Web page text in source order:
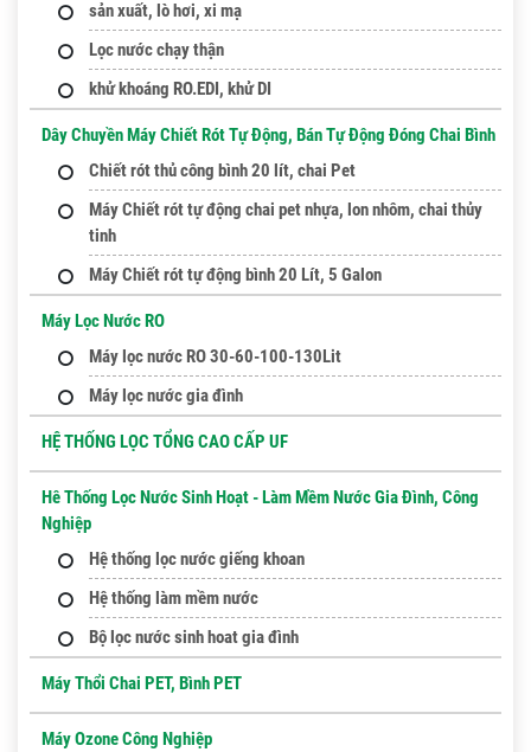
sản xuất, lò hơi, xi mạ
Lọc nước chạy thận
khử khoáng RO.EDI, khử DI
Dây Chuyền Máy Chiết Rót Tự Động, Bán Tự Động Đóng Chai Bình
Chiết rót thủ công bình 20 lít, chai Pet
Máy Chiết rót tự động chai pet nhựa, lon nhôm, chai thủy
tinh
Máy Chiết rót tự động bình 20 Lít, 5 Galon
Máy Lọc Nước RO
Máy lọc nước RO 30-60-100-130Lit
Máy lọc nước gia đình
HỆ THỐNG LỌC TỔNG CAO CẤP UF
Hê Thống Lọc Nước Sinh Hoạt - Làm Mềm Nước Gia Đình, Công
Nghiệp
Hệ thống lọc nước giếng khoan
Hệ thống làm mềm nước
Bộ lọc nước sinh hoat gia đình
Máy Thổi Chai PET, Bình PET
Máy Ozone Công Nghiệp